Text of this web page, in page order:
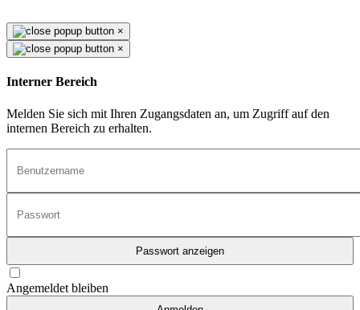
×
×
Interner Bereich
Melden Sie sich mit Ihren Zugangsdaten an, um Zugriff auf den
internen Bereich zu erhalten.
Passwort anzeigen
Angemeldet bleiben